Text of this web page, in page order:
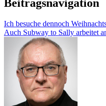
Beitragsnavigation
Ich besuche dennoch
Auch Subway to Sally arbeitet